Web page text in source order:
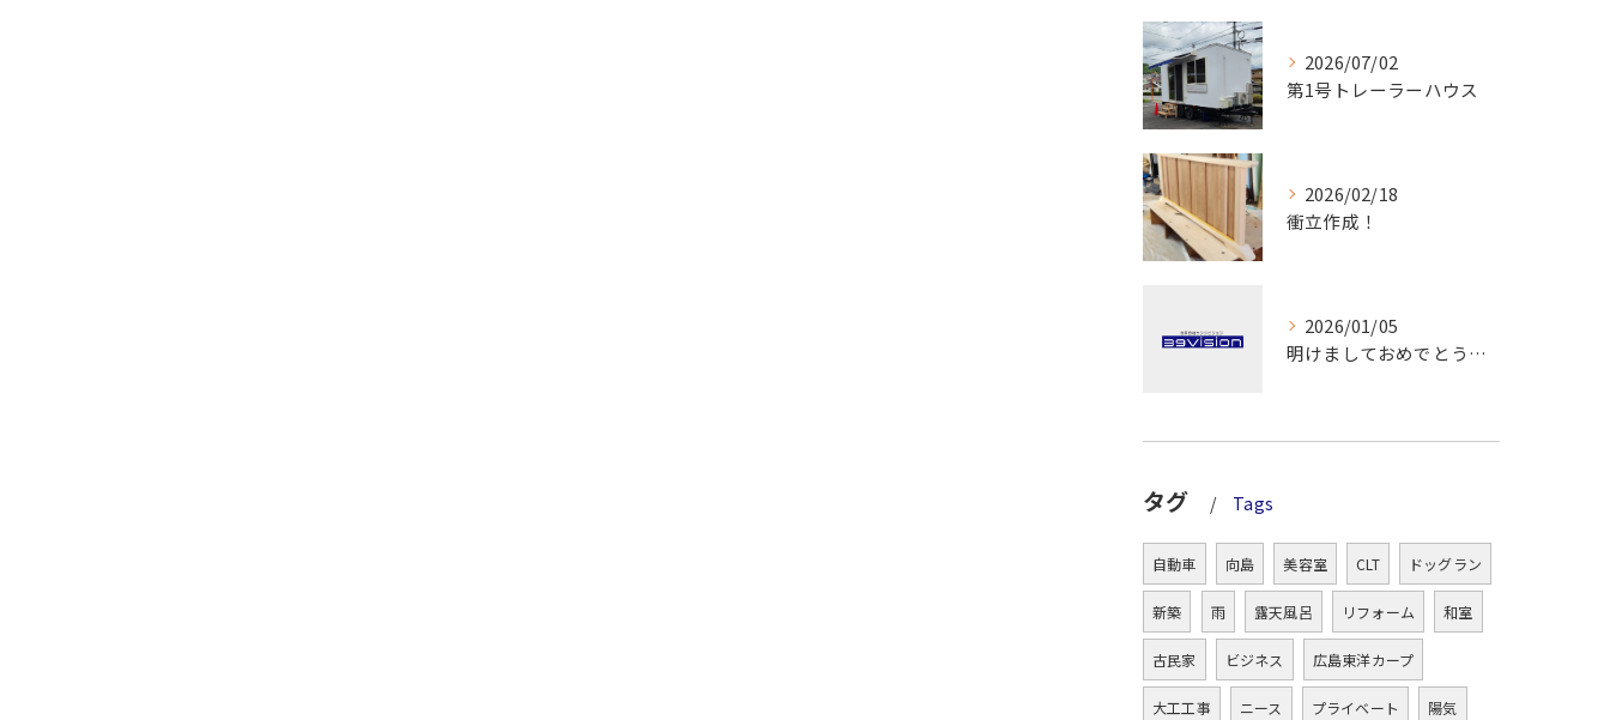
2026/07/02
第1号トレーラーハウス
2026/02/18
衝立作成！
2026/01/05
明けましておめでとうございます！
タグ Tags
自動車 向島 美容室 CLT ドッグラン
新築 雨 露天風呂 リフォーム 和室
古民家 ビジネス 広島東洋カープ
大工工事 ニース プライベート 陽気